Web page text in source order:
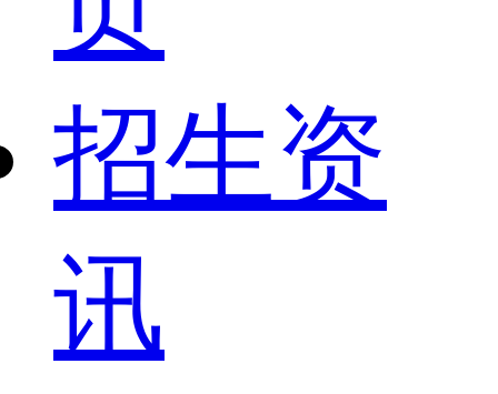
招生资
讯